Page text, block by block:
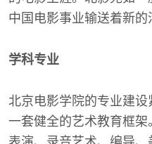
中国电影事业输送着新的
学科专业
北京电影学院的专业建
一套健全的艺术教育框架